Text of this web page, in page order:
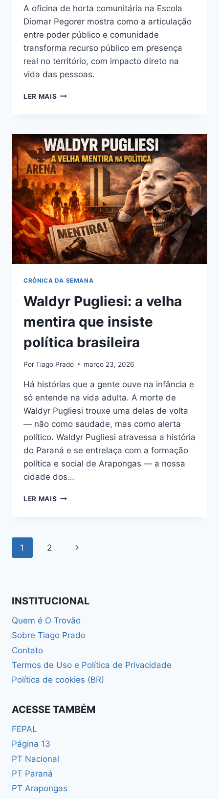
A oficina de horta comunitária na Escola
Diomar Pegorer mostra como a articulação
entre poder público e comunidade
transforma recurso público em presença
real no território, com impacto direto na
vida das pessoas.
LER MAIS POLÍTICA
HORTA
COMUNITÁRIA
CRÔNICA DA SEMANA
Waldyr Pugliesi: a velha
mentira que insiste
política brasileira
PorTiago Prado março 23, 2026
Há histórias que a gente ouve na infância e
só entende na vida adulta. A morte de
Waldyr Pugliesi trouxe uma delas de volta
— não como saudade, mas como alerta
político. Waldyr Pugliesi atravessa a história
do Paraná e se entrelaça com a formação
política e social de Arapongas — a nossa
cidade dos…
LER MAIS WALDYR
Navegação
1 2
Página
INSTITUCIONAL
Quem é O Trovão
Sobre Tiago Prado
Contato
Termos de Uso e Política de Privacidade
Política de cookies (BR)
ACESSE TAMBÉM
FEPAL
Página 13
PT Nacional
PT Paraná
PT Arapongas